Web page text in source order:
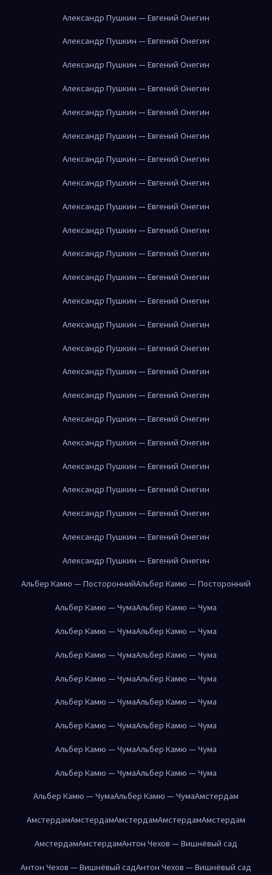
Александр Пушкин — Евгений Онегин
Александр Пушкин — Евгений Онегин
Александр Пушкин — Евгений Онегин
Александр Пушкин — Евгений Онегин
Александр Пушкин — Евгений Онегин
Александр Пушкин — Евгений Онегин
Александр Пушкин — Евгений Онегин
Александр Пушкин — Евгений Онегин
Александр Пушкин — Евгений Онегин
Александр Пушкин — Евгений Онегин
Александр Пушкин — Евгений Онегин
Александр Пушкин — Евгений Онегин
Александр Пушкин — Евгений Онегин
Александр Пушкин — Евгений Онегин
Александр Пушкин — Евгений Онегин
Александр Пушкин — Евгений Онегин
Александр Пушкин — Евгений Онегин
Александр Пушкин — Евгений Онегин
Александр Пушкин — Евгений Онегин
Александр Пушкин — Евгений Онегин
Александр Пушкин — Евгений Онегин
Александр Пушкин — Евгений Онегин
Александр Пушкин — Евгений Онегин
Александр Пушкин — Евгений Онегин
Альбер Камю — ПостороннийАльбер Камю — Посторонний
Альбер Камю — ЧумаАльбер Камю — Чума
Альбер Камю — ЧумаАльбер Камю — Чума
Альбер Камю — ЧумаАльбер Камю — Чума
Альбер Камю — ЧумаАльбер Камю — Чума
Альбер Камю — ЧумаАльбер Камю — Чума
Альбер Камю — ЧумаАльбер Камю — Чума
Альбер Камю — ЧумаАльбер Камю — Чума
Альбер Камю — ЧумаАльбер Камю — Чума
Альбер Камю — ЧумаАльбер Камю — ЧумаАмстердам
АмстердамАмстердамАмстердамАмстердамАмстердам
АмстердамАмстердамАнтон Чехов — Вишнёвый сад
Антон Чехов — Вишнёвый садАнтон Чехов — Вишнёвый сад